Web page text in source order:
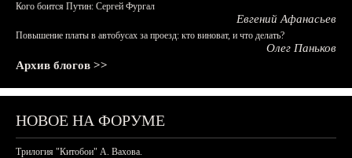
Кого боится Путин: Сергей Фургал
Евгений Афанасьев
Повышение платы в автобусах за проезд: кто виноват, и что делать?
Олег Паньков
Архив блогов >>
НОВОЕ НА ФОРУМЕ
Трилогия "Китобои" А. Вахова.